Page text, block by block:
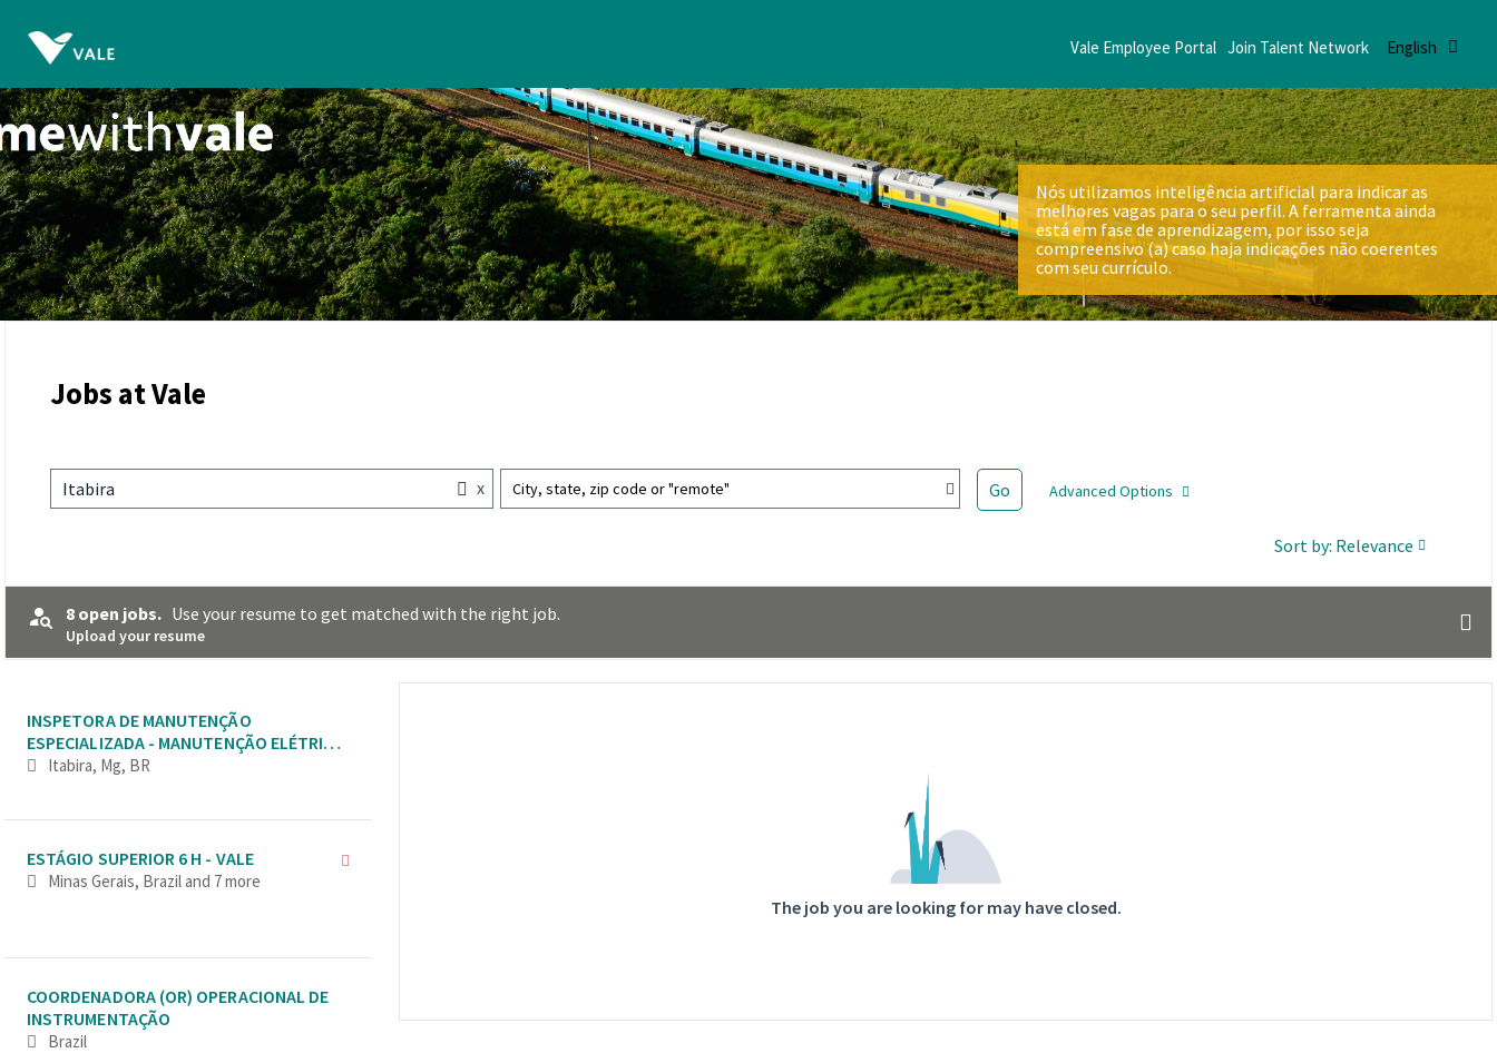
English
Join Talent Network
Vale Employee Portal
Nós utilizamos inteligência artificial para indicar as
melhores vagas para o seu perfil. A ferramenta ainda
está em fase de aprendizagem, por isso seja
compreensivo (a) caso haja indicações não coerentes
com seu currículo.
Jobs at Vale
Itabira x City, state, zip code or "remote" Go Advanced Options
Sort by: Relevance
8 open jobs. Use your resume to get matched with the right job.
Upload your resume
INSPETORA DE MANUTENÇÃO
ESPECIALIZADA - MANUTENÇÃO ELÉTRICA
- MNERAÇÃO - AFIRMATIVA PARA
Itabira, Mg, BR
ESTÁGIO SUPERIOR 6 H - VALE
Minas Gerais, Braziland 7 more
COORDENADORA (OR) OPERACIONAL DE
INSTRUMENTAÇÃO
Brazil
The job you are looking for may have closed.